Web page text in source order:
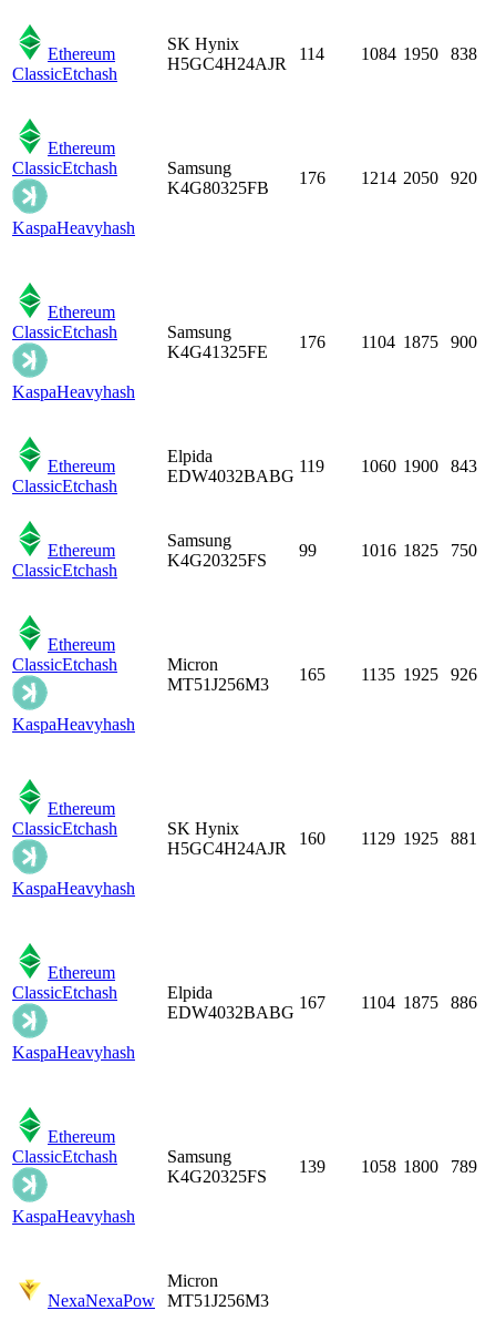
Ethereum
ClassicEtchash
SK Hynix
H5GC4H24AJR
114 1084 1950 838
Ethereum
ClassicEtchash
KaspaHeavyhash
Samsung
K4G80325FB
176 1214 2050 920
Ethereum
ClassicEtchash
KaspaHeavyhash
Samsung
K4G41325FE
176 1104 1875 900
Ethereum
ClassicEtchash
Elpida
EDW4032BABG
119 1060 1900 843
Ethereum
ClassicEtchash
Samsung
K4G20325FS
99 1016 1825 750
Ethereum
ClassicEtchash
KaspaHeavyhash
Micron
MT51J256M3
165 1135 1925 926
Ethereum
ClassicEtchash
KaspaHeavyhash
SK Hynix
H5GC4H24AJR
160 1129 1925 881
Ethereum
ClassicEtchash
KaspaHeavyhash
Elpida
EDW4032BABG
167 1104 1875 886
Ethereum
ClassicEtchash
KaspaHeavyhash
Samsung
K4G20325FS
139 1058 1800 789
NexaNexaPow
Micron
MT51J256M3